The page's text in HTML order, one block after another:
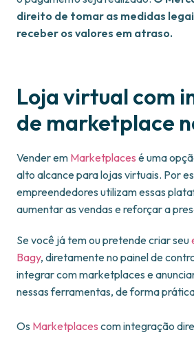
direito de tomar as medidas
receber os valores em atraso.
Loja virtual com
de marketplace
Vender em Marketplaces é uma
alto alcance para lojas virtuais. Por
empreendedores utilizam essas
aumentar as vendas e reforçar a
Se você já tem ou pretende criar seu
Bagy, diretamente no painel de
integrar com marketplaces e
nessas ferramentas, de forma
Os Marketplaces com integração